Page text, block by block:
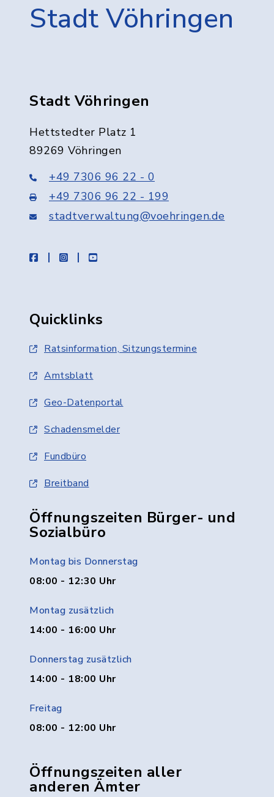
Stadt Vöhringen
Stadt Vöhringen
Hettstedter Platz 1
89269 Vöhringen
+49 7306 96 22 - 0
+49 7306 96 22 - 199
stadtverwaltung@voehringen.de
facebookinstagramyoutube
Quicklinks
Ratsinformation, Sitzungstermine
Amtsblatt
Geo-Datenportal
Schadensmelder
Fundbüro
Breitband
Öffnungszeiten Bürger- und
Sozialbüro
Montag bis Donnerstag
08:00 - 12:30 Uhr
Montag zusätzlich
14:00 - 16:00 Uhr
Donnerstag zusätzlich
14:00 - 18:00 Uhr
Freitag
08:00 - 12:00 Uhr
Öffnungszeiten aller
anderen Ämter